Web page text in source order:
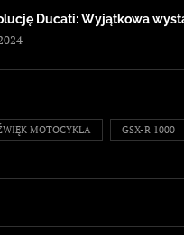
Ducati: Wyjątkowa
MOTOCYKLA GSX-R 1000